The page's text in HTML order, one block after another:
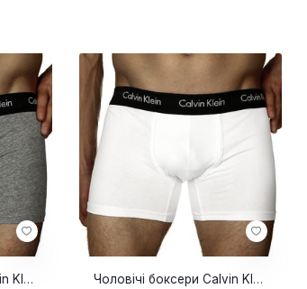
Чоловічі боксери Calvin Klein Original Сlassic сірі Чоловічі боксери Calvin Klein Original Сlassic білі